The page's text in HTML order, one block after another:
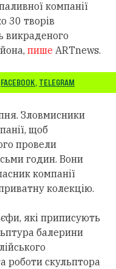
компанії
30 творів
викраденого
пише ARTnews.
FACEBOOK, TELEGRAM
Зловмисники
щоб
провели
годин. Вони
компанії
колекцію.
які приписують
балерини
роботи скульптора